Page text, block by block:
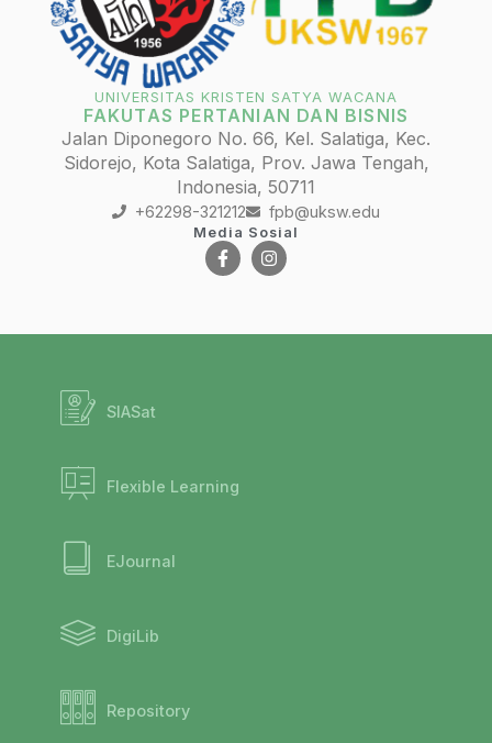
UNIVERSITAS KRISTEN SATYA WACANA
FAKUTAS PERTANIAN DAN BISNIS
Jalan Diponegoro No. 66, Kel. Salatiga, Kec.
Sidorejo, Kota Salatiga, Prov. Jawa Tengah,
Indonesia, 50711
+62298-321212 fpb@uksw.edu
Media Sosial
SIASat
Flexible Learning
EJournal
DigiLib
Repository